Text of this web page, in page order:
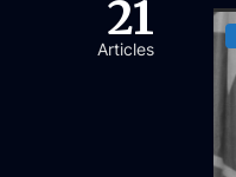
21
Articles